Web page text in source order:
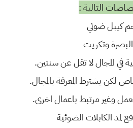
التالية :
كيبل ضوئي
الكابلات الضوئية